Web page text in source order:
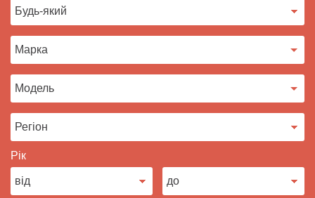
Все для авто
Завантажити додаток
Рік